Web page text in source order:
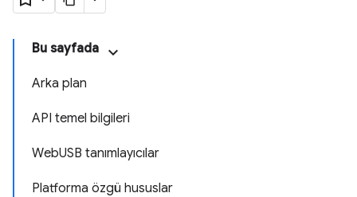
Bu sayfada
Arka plan
API temel bilgileri
WebUSB tanımlayıcılar
Platforma özgü hususlar